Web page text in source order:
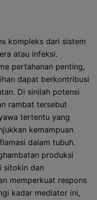
kompleks dari sistem
atau infeksi.
pertahanan penting,
dapat berkontribusi
Di sinilah potensi
rambat tersebut
tertentu yang
kemampuan
dalam tubuh.
produksi
sitokin dan
memperkuat respons
kadar mediator ini,